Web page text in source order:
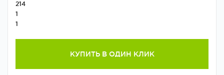
214
1
1
КУПИТЬ В ОДИН КЛИК